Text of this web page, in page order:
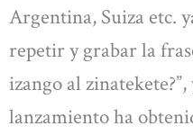
Argentina, Suiza etc.
repetir y grabar la
izango al
lanzamiento ha